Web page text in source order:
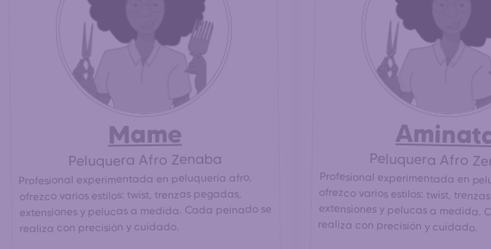
Mame
Peluquera Afro Zenaba
Profesional experimentada en peluquería afro,
ofrezco varios estilos: twist, trenzas pegadas,
extensiones y pelucas a medida. Cada peinado se
realiza con precisión y cuidado.
Peluquera Afro
Profesional experimentada en
ofrezco varios estilos: twist,
extensiones y pelucas a medida.
realiza con precisión y cuidado.